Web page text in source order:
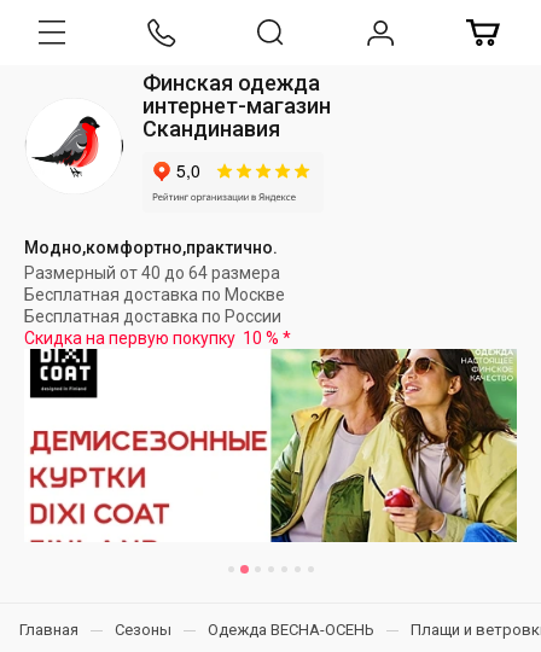
Финская одежда
интернет-магазин
Скандинавия
Модно,комфортно,практично.
Размерный от 40 до 64 размера
Бесплатная доставка по Москве
Бесплатная доставка по России
Скидка на первую покупку 10 % *
Главная Сезоны Одежда ВЕСНА-ОСЕНЬ Плащи и